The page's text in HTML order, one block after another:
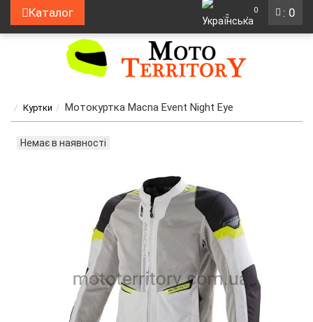
: 0
Каталог 0
Куртки Мотокуртка Macna Event Night Eye
Немає в наявності